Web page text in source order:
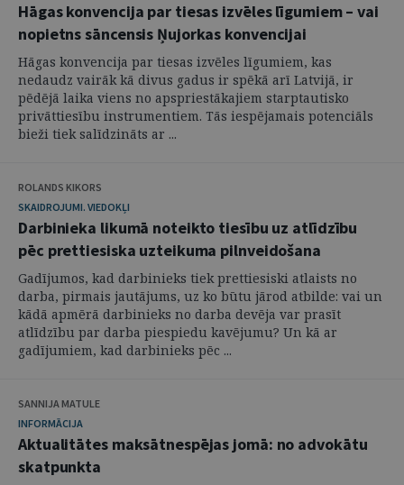
Hāgas konvencija par tiesas izvēles līgumiem – vai
nopietns sāncensis Ņujorkas konvencijai
Hāgas konvencija par tiesas izvēles līgumiem, kas
nedaudz vairāk kā divus gadus ir spēkā arī Latvijā, ir
pēdējā laika viens no apspriestākajiem starptautisko
privāttiesību instrumentiem. Tās iespējamais potenciāls
bieži tiek salīdzināts ar ...
ROLANDS KIKORS
SKAIDROJUMI. VIEDOKĻI
Darbinieka likumā noteikto tiesību uz atlīdzību
pēc prettiesiska uzteikuma pilnveidošana
Gadījumos, kad darbinieks tiek prettiesiski atlaists no
darba, pirmais jautājums, uz ko būtu jārod atbilde: vai un
kādā apmērā darbinieks no darba devēja var prasīt
atlīdzību par darba piespiedu kavējumu? Un kā ar
gadījumiem, kad darbinieks pēc ...
SANNIJA MATULE
INFORMĀCIJA
Aktualitātes maksātnespējas jomā: no advokātu
skatpunkta